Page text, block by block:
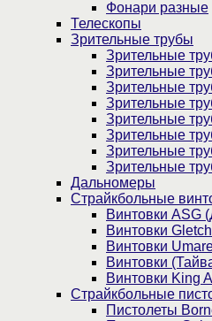
Фонари разные
Телескопы
Зрительные трубы
Зрительные
Зрительные
Зрительные
Зрительные
Зрительные
Зрительные
Зрительные
Зрительные
Дальномеры
Страйкбольные
Винтовки ASG
Винтовки
Винтовки
Винтовки
Винтовки King
Страйкбольные
Пистолеты